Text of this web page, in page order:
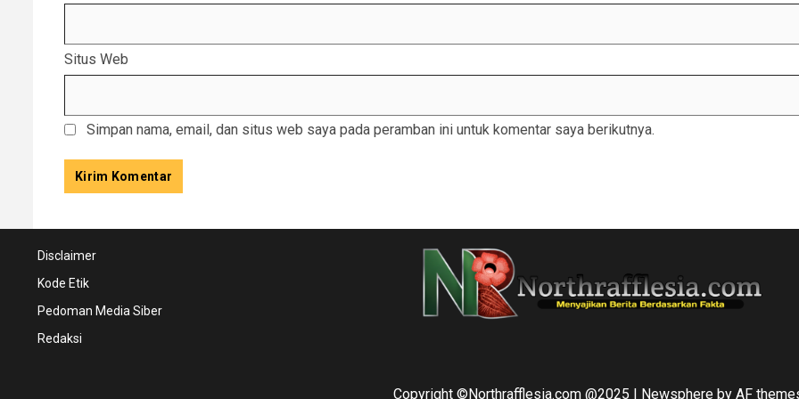
Situs Web
Simpan nama, email, dan situs web saya pada peramban ini untuk komentar saya berikutnya.
Disclaimer
Kode Etik
Pedoman Media Siber
Redaksi
Copyright ©Northrafflesia.com @2025 | Newsphereby AF